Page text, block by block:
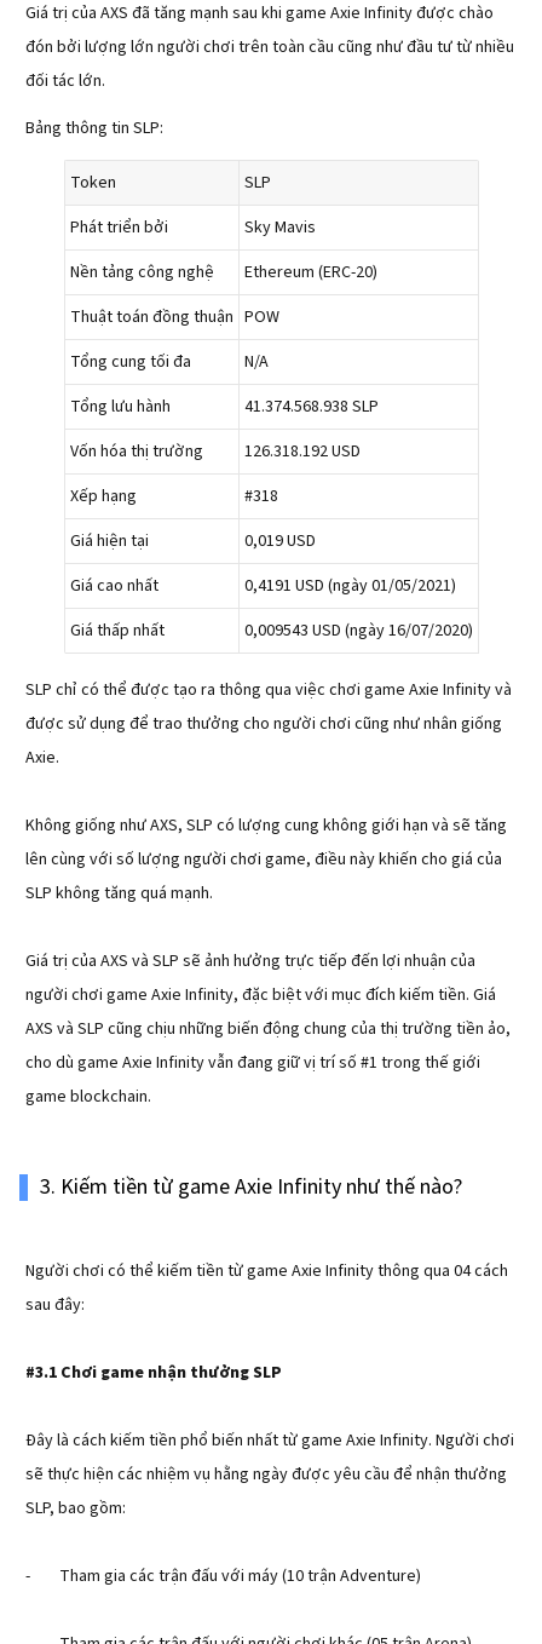
Giá trị của AXS đã tăng mạnh sau khi game Axie Infinity được chào
đón bởi lượng lớn người chơi trên toàn cầu cũng như đầu tư từ nhiều
đối tác lớn.
Bảng thông tin SLP:
Token
SLP
Phát triển bởi
Sky Mavis
Nền tảng công nghệ
Ethereum (ERC-20)
Thuật toán đồng thuận POW
Tổng cung tối đa
N/A
Tổng lưu hành
41.374.568.938 SLP
Vốn hóa thị trường
126.318.192 USD
Xếp hạng
#318
Giá hiện tại
0,019 USD
Giá cao nhất
0,4191 USD (ngày 01/05/2021)
Giá thấp nhất
0,009543 USD (ngày 16/07/2020)
SLP chỉ có thể được tạo ra thông qua việc chơi game Axie Infinity và
được sử dụng để trao thưởng cho người chơi cũng như nhân giống
Axie.
Không giống như AXS, SLP có lượng cung không giới hạn và sẽ tăng
lên cùng với số lượng người chơi game, điều này khiến cho giá của
SLP không tăng quá mạnh.
Giá trị của AXS và SLP sẽ ảnh hưởng trực tiếp đến lợi nhuận của
người chơi game Axie Infinity, đặc biệt với mục đích kiếm tiền. Giá
AXS và SLP cũng chịu những biến động chung của thị trường tiền ảo,
cho dù game Axie Infinity vẫn đang giữ vị trí số #1 trong thế giới
game blockchain.
3. Kiếm tiền từ game Axie Infinity như thế nào?
Người chơi có thể kiếm tiền từ game Axie Infinity thông qua 04 cách
sau đây:
#3.1 Chơi game nhận thưởng SLP
Đây là cách kiếm tiền phổ biến nhất từ game Axie Infinity. Người chơi
sẽ thực hiện các nhiệm vụ hằng ngày được yêu cầu để nhận thưởng
SLP, bao gồm:
- Tham gia các trận đấu với máy (10 trận Adventure)